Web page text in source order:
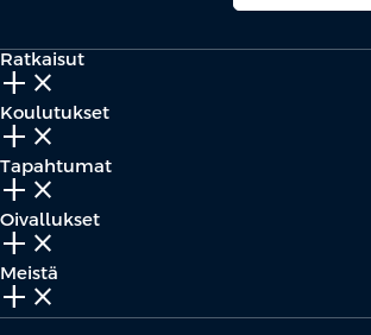
Ratkaisut
add_2 close
Koulutukset
add_2 close
Tapahtumat
add_2 close
Oivallukset
add_2 close
Meistä
add_2 close